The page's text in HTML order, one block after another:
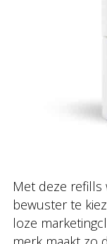
Met deze
bewuster te
loze